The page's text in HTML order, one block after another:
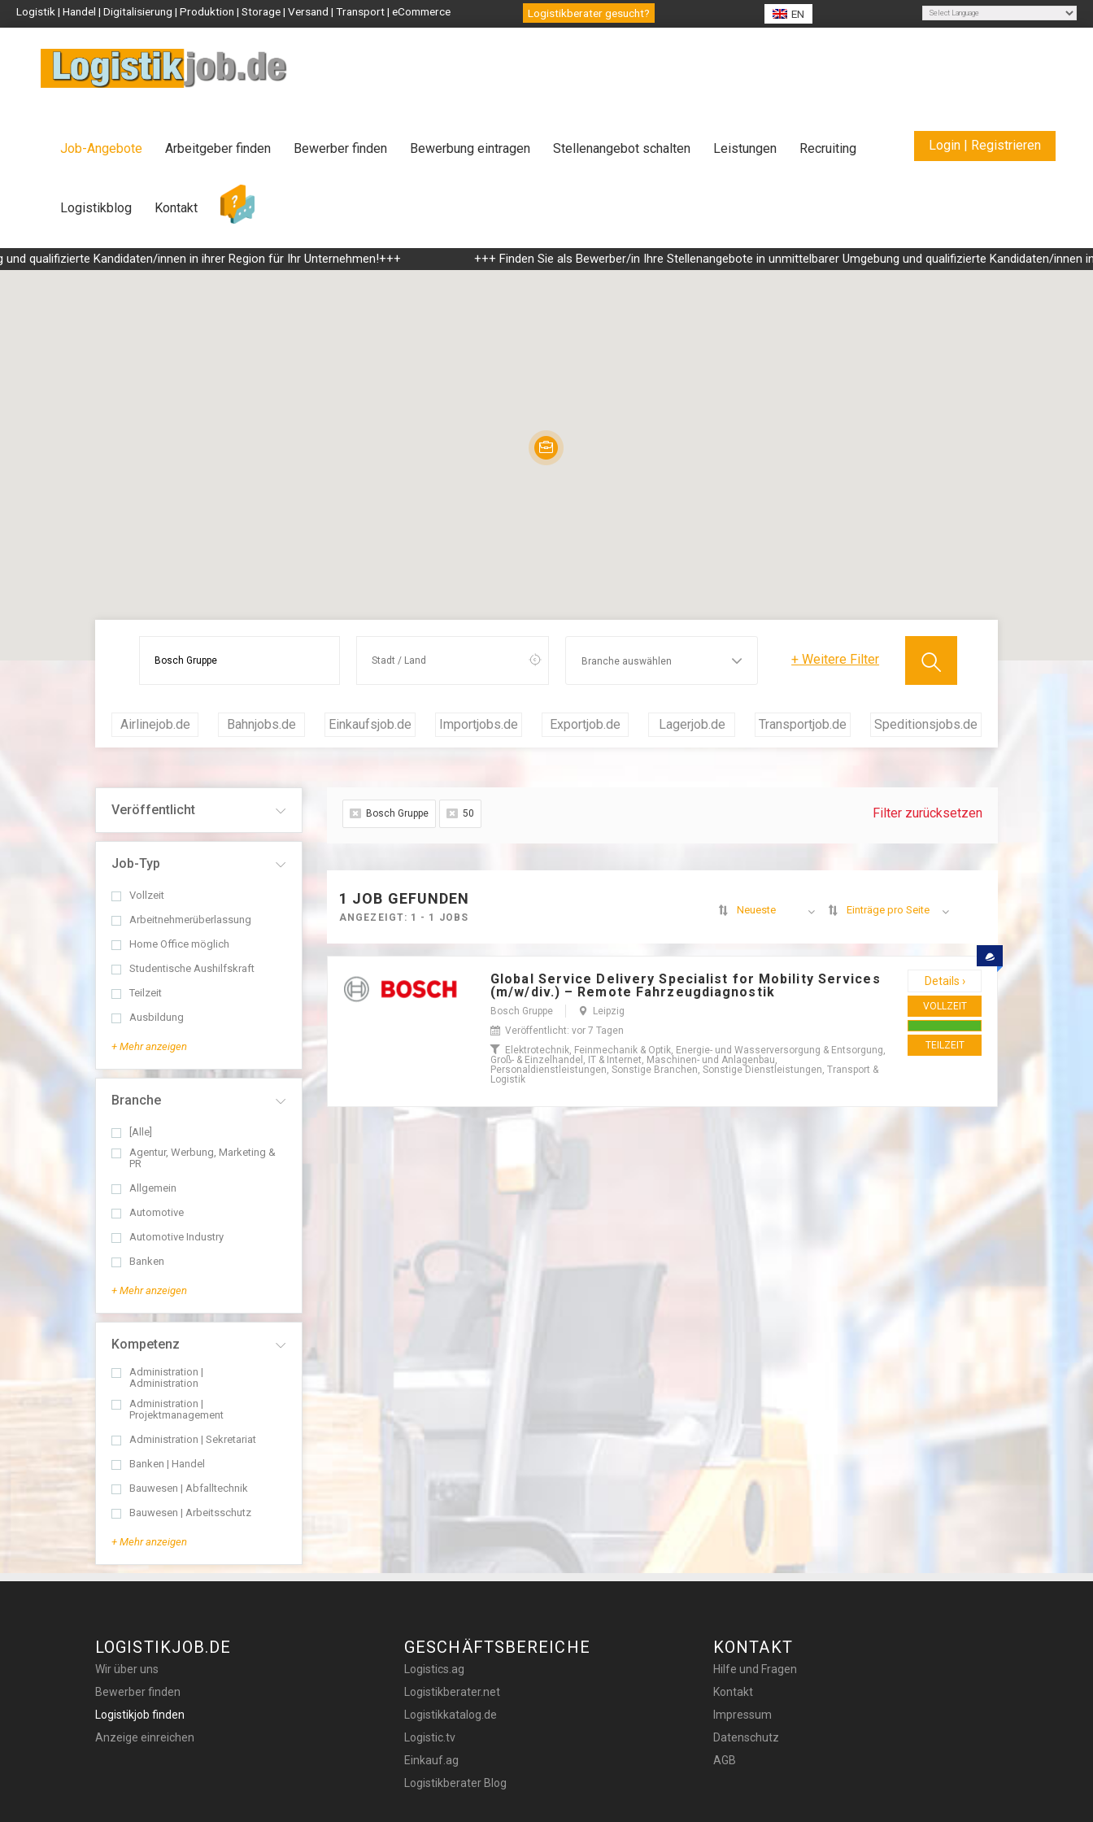
Logistik | Handel | Digitalisierung | Produktion | Storage | Versand | Transport | eCommerce Logistikberater gesucht? EN
Powered by Translate
Job-Angebote Arbeitgeber finden Bewerber finden Bewerbung eintragen Stellenangebot schalten Leistungen Recruiting
Logistikblog Kontakt
Login | Registrieren
qualifizierte Kandidaten/innen in ihrer Region für Ihr Unternehmen!+++ +++ Finden Sie als Bewerber/in Ihre Stellenangebote in unmittelbarer Umgebung und qualifizierte Kandidaten/innen in
+ Weitere Filter
Airlinejob.de Bahnjobs.de Einkaufsjob.de Importjobs.de Exportjob.de Lagerjob.de Transportjob.de Speditionsjobs.de
Veröffentlicht
Job-Typ
Vollzeit
Arbeitnehmerüberlassung
Home Office möglich
Studentische Aushilfskraft
Teilzeit
Ausbildung
+ Mehr anzeigen
Branche
[Alle]
Agentur, Werbung, Marketing &
PR
Allgemein
Automotive
Automotive Industry
Banken
+ Mehr anzeigen
Kompetenz
Administration |
Administration
Administration |
Projektmanagement
Administration | Sekretariat
Banken | Handel
Bauwesen | Abfalltechnik
Bauwesen | Arbeitsschutz
+ Mehr anzeigen
Bosch Gruppe 50 Filter zurücksetzen
1 JOB GEFUNDEN
ANGEZEIGT: 1 - 1 JOBS
Neueste Einträge pro Seite
Global Service Delivery Specialist for Mobility Services
(m/w/div.) – Remote Fahrzeugdiagnostik
Bosch Gruppe
Leipzig
Veröffentlicht: vor 7 Tagen
Elektrotechnik, Feinmechanik & Optik, Energie- und Wasserversorgung & Entsorgung,
Groß- & Einzelhandel, IT & Internet, Maschinen- und Anlagenbau,
Personaldienstleistungen, Sonstige Branchen, Sonstige Dienstleistungen, Transport &
Logistik
Details ›
VOLLZEIT
TEILZEIT
LOGISTIKJOB.DE
Wir über uns
Bewerber finden
Logistikjob finden
Anzeige einreichen
GESCHÄFTSBEREICHE
Logistics.ag
Logistikberater.net
Logistikkatalog.de
Logistic.tv
Einkauf.ag
Logistikberater Blog
KONTAKT
Hilfe und Fragen
Kontakt
Impressum
Datenschutz
AGB